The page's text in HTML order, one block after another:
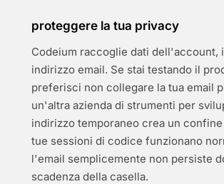
proteggere la tua privacy
Codeium raccoglie dati dell'account,
indirizzo email. Se stai testando il
preferisci non collegare la tua email
un'altra azienda di strumenti per
indirizzo temporaneo crea un
tue sessioni di codice funzionano
l'email semplicemente non persiste
scadenza della casella.